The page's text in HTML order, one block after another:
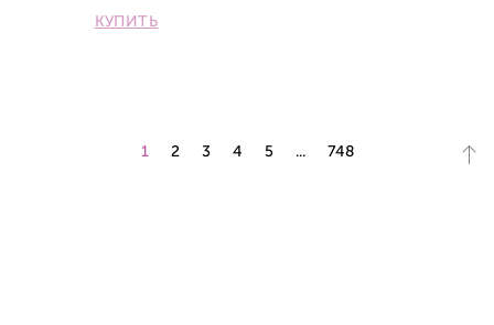
КУПИТЬ
1 2 3 4 5 ... 748